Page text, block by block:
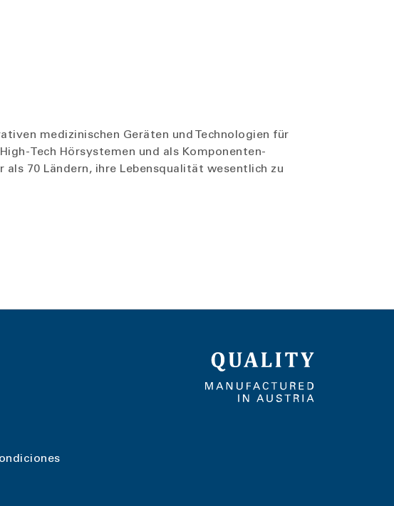
medizinischen Geräten und Technologien für
Tech Hörsystemen und als Komponenten-
70 Ländern, ihre Lebensqualität wesentlich zu